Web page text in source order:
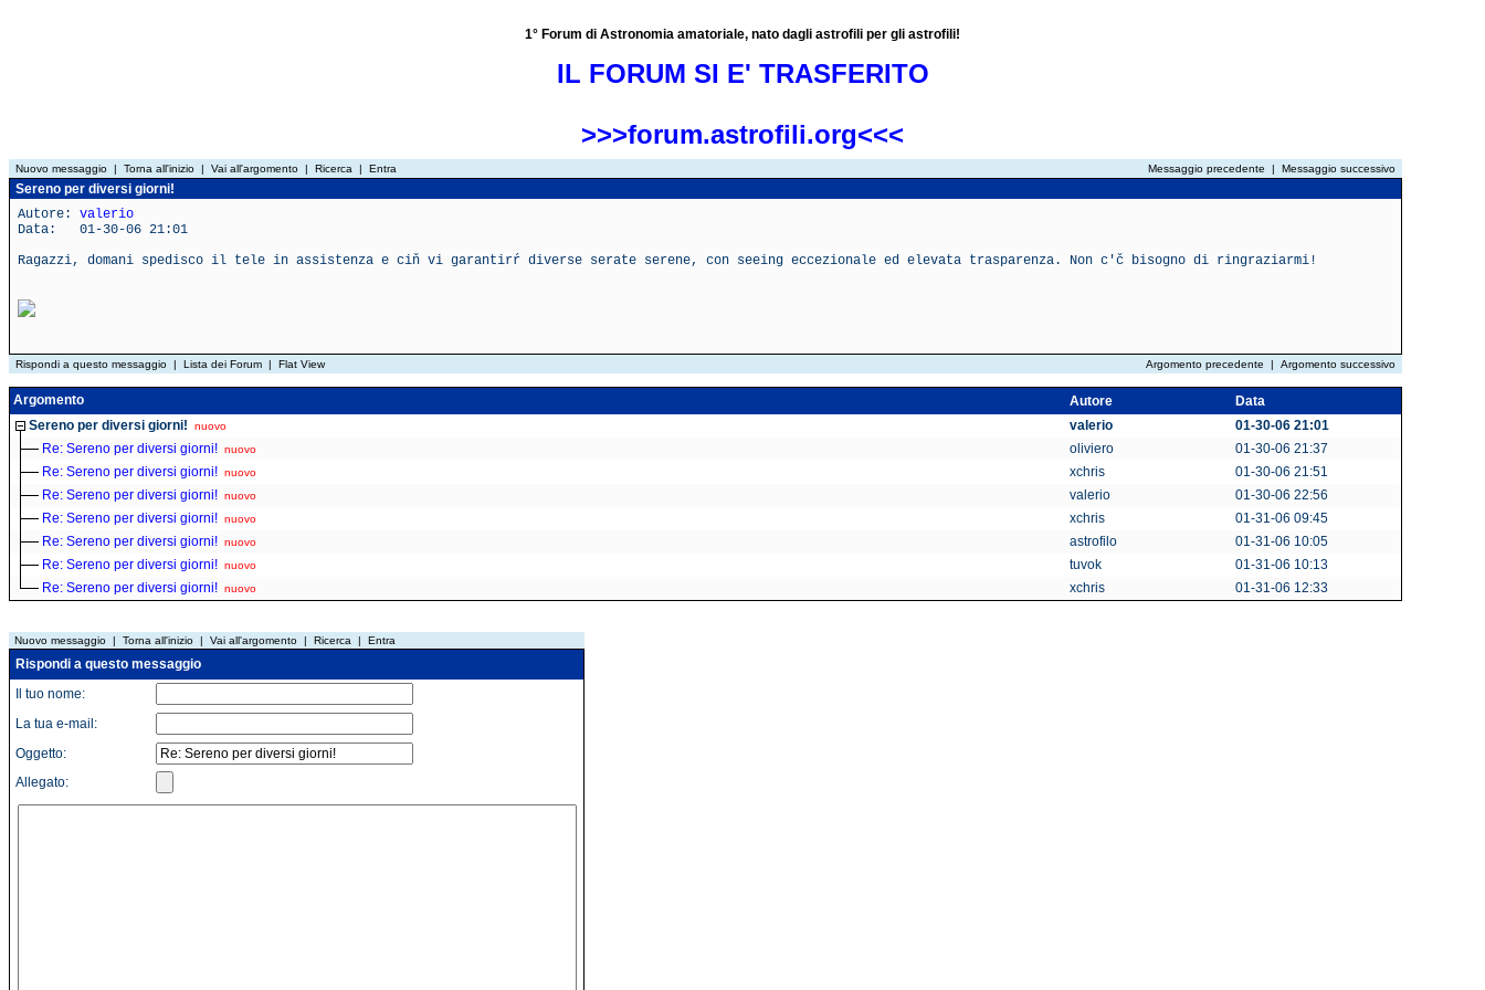
1° Forum di Astronomia amatoriale, nato dagli astrofili per gli astrofili!
IL FORUM SI E' TRASFERITO
>>>forum.astrofili.org<<<
Nuovo messaggio | Torna all'inizio | Vai all'argomento | Ricerca | Entra Messaggio precedente | Messaggio successivo
Sereno per diversi giorni!
Autore: valerio
Data: 01-30-06 21:01
Ragazzi, domani spedisco il tele in assistenza e ciň vi garantirŕ diverse serate serene, con seeing eccezionale ed elevata trasparenza. Non c'č bisogno di ringraziarmi!
Rispondi a questo messaggio | Lista dei Forum | Flat View Argomento precedente | Argomento successivo
Argomento Autore
Data
Sereno per diversi giorni!
nuovo valerio
01-30-06 21:01
Re: Sereno per diversi giorni! nuovo oliviero
01-30-06 21:37
Re: Sereno per diversi giorni! nuovo xchris
01-30-06 21:51
Re: Sereno per diversi giorni! nuovo valerio
01-30-06 22:56
Re: Sereno per diversi giorni! nuovo xchris
01-31-06 09:45
Re: Sereno per diversi giorni! nuovo astrofilo
01-31-06 10:05
Re: Sereno per diversi giorni! nuovo tuvok
01-31-06 10:13
Re: Sereno per diversi giorni! nuovo xchris 01-31-06 12:33
Nuovo messaggio | Torna all'inizio | Vai all'argomento | Ricerca | Entra
Rispondi a questo messaggio
Il tuo nome:
La tua e-mail:
Oggetto:
Allegato: